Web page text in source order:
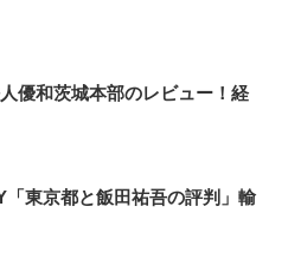
優和茨城本部のレビュー！経
東京都と飯田祐吾の評判」輸